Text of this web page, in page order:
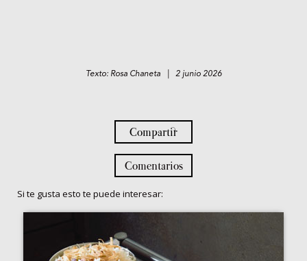
Texto: Rosa Chaneta | 2 junio 2026
Compartir
Comentarios
Si te gusta esto te puede interesar: